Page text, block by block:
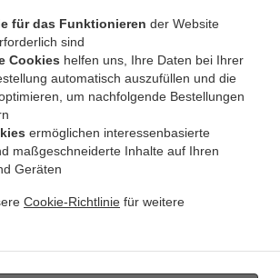
für das Funktionieren der Website
sind
Cookies helfen uns, Ihre Daten bei Ihrer
automatisch auszufüllen und die
um nachfolgende Bestellungen
ermöglichen interessenbasierte
maßgeschneiderte Inhalte auf Ihren
Geräten
Cookie-Richtlinie für weitere
Bochum Ost . North Indian Essen Lieferservice Witten
Essen Lieferservice Witten Rüdinghausen
North Indian Essen Lieferservice Bochum Langendreer
Bochum Werne North Indian Essen Lieferservice
Indian Essen Lieferservice Bochum Lütgendortmund
Bochum . North Indian Essen Lieferservice Siebenplaneten
Mengede
Ickern . North Indian Essen Lieferservice Waltrop Brambauer
zum Liefern